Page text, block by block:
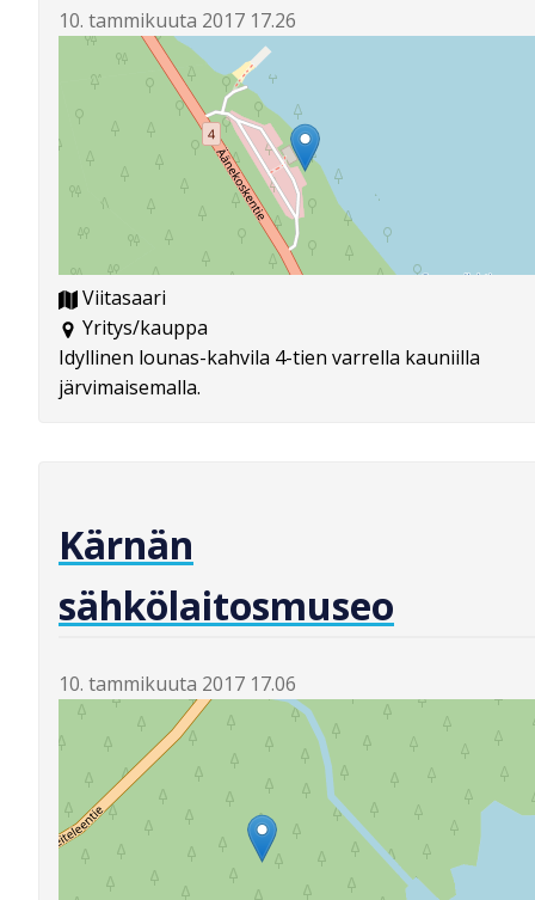
10. tammikuuta 2017 17.26
Viitasaari
Yritys/kauppa
Idyllinen lounas-kahvila 4-tien varrella kauniilla
järvimaisemalla.
Kärnän
sähkölaitosmuseo
10. tammikuuta 2017 17.06